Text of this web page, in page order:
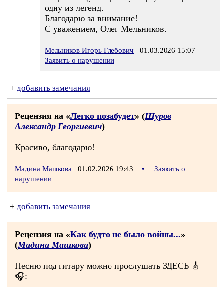
одну из легенд.
Благодарю за внимание!
С уважением, Олег Мельников.
Мельников Игорь Глебович 01.03.2026 15:07
Заявить о нарушении
+ добавить замечания
Рецензия на «Легко позабудет» (Шуров
Александр Георгиевич)
Красиво, благодарю!
Мадина Машкова 01.02.2026 19:43 •
Заявить о
нарушении
+ добавить замечания
Рецензия на «Как будто не было войны...»
(Мадина Машкова)
Песню под гитару можно прослушать ЗДЕСЬ 🎸
🎧: